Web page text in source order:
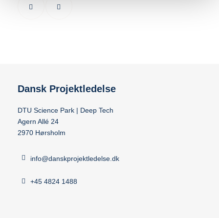
Dansk Projektledelse
DTU Science Park | Deep Tech
Agern Allé 24
2970 Hørsholm
info@danskprojektledelse.dk
+45 4824 1488